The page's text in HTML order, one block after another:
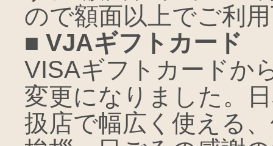
ので額面以上でご利
■ VJAギフトカード
VISAギフトカードか
変更になりました。
扱店で幅広く使える